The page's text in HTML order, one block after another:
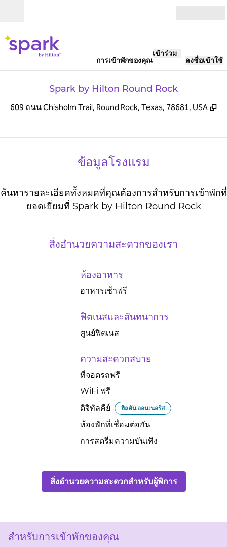
การเข้าพักของคุณ
เข้าร่วม
ลงชื่อเข้าใช้
Spark by Hilton Round Rock
609 ถนน Chisholm Trail, Round Rock, Texas, 78681, USA ,
ข้อมูลโรงแรม
ค้นหารายละเอียดทั้งหมดที่คุณต้องการสําหรับการเข้าพักที่
ยอดเยี่ยมที่ Spark by Hilton Round Rock
สิ่งอํานวยความสะดวกของเรา
ห้องอาหาร
อาหารเช้าฟรี
ฟิตเนสและสันทนาการ
ศูนย์ฟิตเนส
ความสะดวกสบาย
ที่จอดรถฟรี
WiFi ฟรี
ดิจิทัลคีย์
ฮิลตัน ออนเนอร์ส
ห้องพักที่เชื่อมต่อกัน
การสตรีมความบันเทิง
สิ่งอำนวยความสะดวกสำหรับผู้พิการ
สําหรับการเข้าพักของคุณ